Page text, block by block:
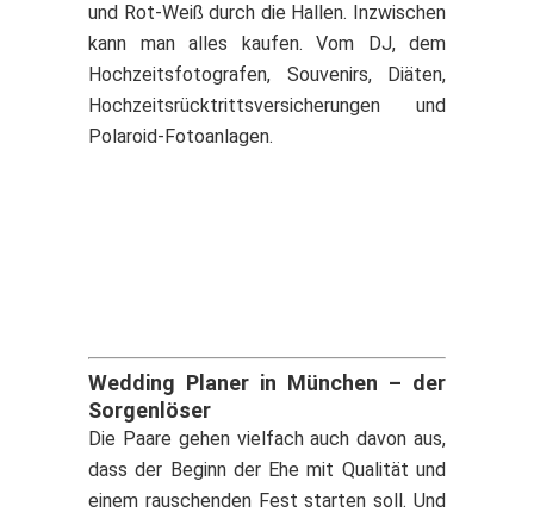
und Rot-Weiß durch die Hallen. Inzwischen
kann man alles kaufen. Vom DJ, dem
Hochzeitsfotografen, Souvenirs, Diäten,
Hochzeitsrücktrittsversicherungen und
Polaroid-Fotoanlagen.
Wedding Planer in München – der
Sorgenlöser
Die Paare gehen vielfach auch davon aus,
dass der Beginn der Ehe mit Qualität und
einem rauschenden Fest starten soll. Und